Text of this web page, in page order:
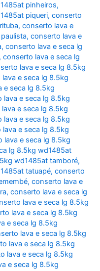
pinheiros,
piqueri,conserto
,conserto lava e
,conserto lava e
,conserto lava e seca lg
,conserto lava e seca lg
lava e seca lg 8.5kg
e seca lg 8.5kg
e seca lg 8.5kg
lava e seca lg 8.5kg
e seca lg 8.5kg
lava e seca lg 8.5kg
lava e seca lg 8.5kg
lava e seca lg 8.5kg
lg 8.5kg wd1485at
wd1485at tamboré,
tatuapé,conserto
,conserto lava e
,conserto lava e seca lg
lava e seca lg 8.5kg
lava e seca lg 8.5kg
e seca lg 8.5kg
lava e seca lg 8.5kg
lava e seca lg 8.5kg
lava e seca lg 8.5kg
e seca lg 8.5kg